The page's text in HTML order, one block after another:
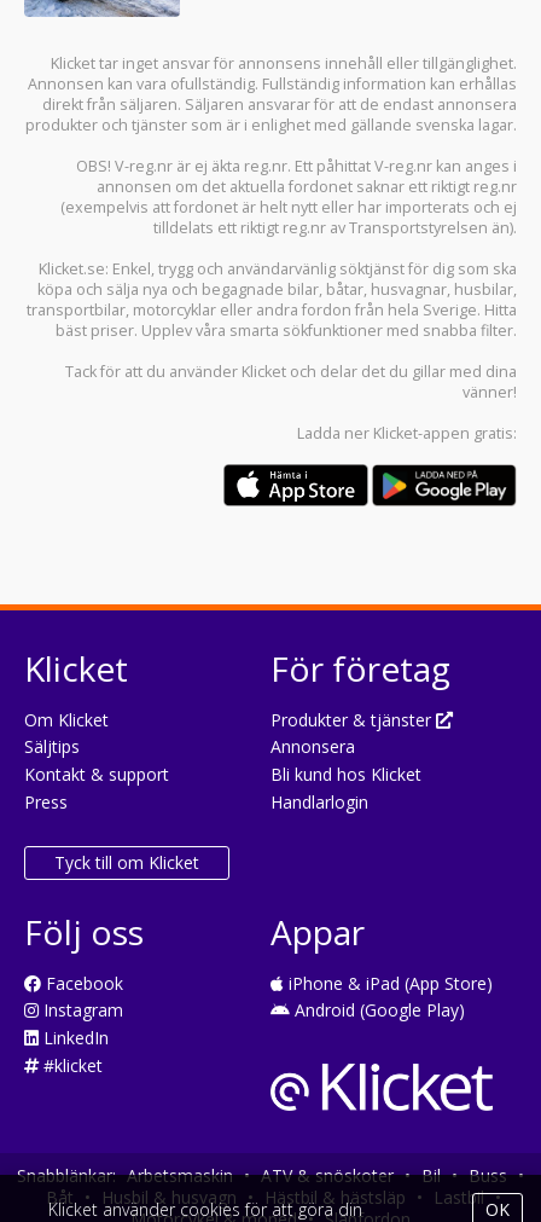
Klicket tar inget ansvar för annonsens innehåll eller tillgänglighet.
Annonsen kan vara ofullständig. Fullständig information kan erhållas
direkt från säljaren. Säljaren ansvarar för att de endast annonsera
produkter och tjänster som är i enlighet med gällande svenska lagar.
OBS! V-reg.nr är ej äkta reg.nr. Ett påhittat V-reg.nr kan anges i
annonsen om det aktuella fordonet saknar ett riktigt reg.nr
(exempelvis att fordonet är helt nytt eller har importerats och ej
tilldelats ett riktigt reg.nr av Transportstyrelsen än).
Klicket.se: Enkel, trygg och användarvänlig söktjänst för dig som ska
köpa och sälja nya och begagnade bilar, båtar, husvagnar, husbilar,
transportbilar, motorcyklar eller andra fordon från hela Sverige. Hitta
bäst priser. Upplev våra smarta sökfunktioner med snabba filter.
Tack för att du använder Klicket och delar det du gillar med dina
vänner!
Ladda ner Klicket-appen gratis:
Klicket
Om Klicket
Säljtips
Kontakt & support
Press
Tyck till om Klicket
För företag
Produkter & tjänster
Annonsera
Bli kund hos Klicket
Handlarlogin
Följ oss
Facebook
Instagram
LinkedIn
#klicket
Appar
iPhone & iPad (App Store)
Android (Google Play)
Snabblänkar: Arbetsmaskin • ATV & snöskoter • Bil • Buss •
Båt • Husbil & husvagn • Hästbil & hästsläp • Lastbil •
Klicket använder cookies för att göra din
OK